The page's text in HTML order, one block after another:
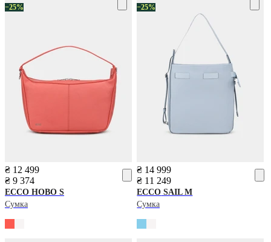
−25%
₴ 12 499
₴ 9 374
ECCO HOBO S
Сумка
−25%
₴ 14 999
₴ 11 249
ECCO SAIL M
Сумка